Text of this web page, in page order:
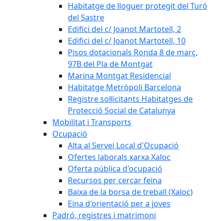
Habitatge de lloguer protegit del Turó
del Sastre
Edifici del c/ Joanot Martotell, 2
Edifici del c/ Joanot Martotell, 10
Pisos dotacionals Ronda 8 de març,
97B del Pla de Montgat
Marina Montgat Residencial
Habitatge Metròpoli Barcelona
Registre sol·licitants Habitatges de
Protecció Social de Catalunya
Mobilitat i Transports
Ocupació
Alta al Servei Local d'Ocupació
Ofertes laborals xarxa Xaloc
Oferta pública d'ocupació
Recursos per cercar feina
Baixa de la borsa de treball (Xaloc)
Eina d'orientació per a joves
Padró, registres i matrimoni